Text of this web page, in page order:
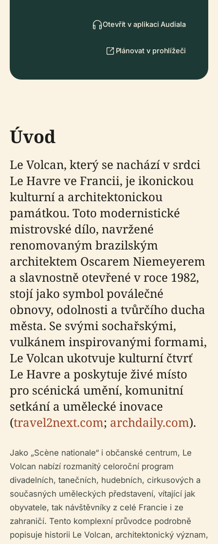
Otevřít v aplikaci Audiala
Plánovat v prohlížeči
Úvod
Le Volcan, který se nachází v srdci
Le Havre ve Francii, je ikonickou
kulturní a architektonickou
památkou. Toto modernistické
mistrovské dílo, navržené
renomovaným brazilským
architektem Oscarem Niemeyerem
a slavnostně otevřené v roce 1982,
stojí jako symbol poválečné
obnovy, odolnosti a tvůrčího ducha
města. Se svými sochařskými,
vulkánem inspirovanými formami,
Le Volcan ukotvuje kulturní čtvrť
Le Havre a poskytuje živé místo
pro scénická umění, komunitní
setkání a umělecké inovace
(travel2next.com; archdaily.com).
Jako „Scène nationale“ i občanské centrum, Le
Volcan nabízí rozmanitý celoroční program
divadelních, tanečních, hudebních, cirkusových a
současných uměleckých představení, vítající jak
obyvatele, tak návštěvníky z celé Francie i ze
zahraničí. Tento komplexní průvodce podrobně
popisuje historii Le Volcan, architektonický význam,